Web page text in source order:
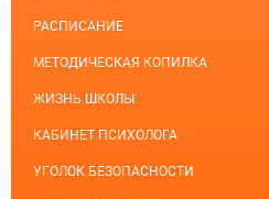
РАСПИСАНИЕ
МЕТОДИЧЕСКАЯ КОПИЛКА
ЖИЗНЬ ШКОЛЫ
КАБИНЕТ ПСИХОЛОГА
УГОЛОК БЕЗОПАСНОСТИ